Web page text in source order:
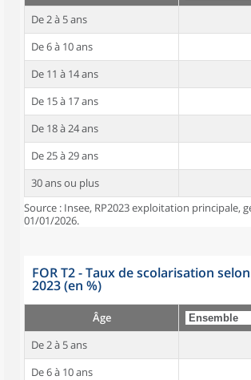
De 2 à 5 ans
De 6 à 10 ans
De 11 à 14 ans
De 15 à 17 ans
De 18 à 24 ans
De 25 à 29 ans
30 ans ou plus
Source : Insee, RP2023 exploitation principale,
01/01/2026.
FOR T2 - Taux de scolarisation
2023 (en %)
Âge
De 2 à 5 ans
De 6 à 10 ans